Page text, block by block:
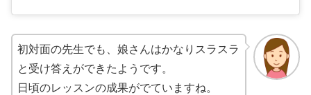
初対面の先生でも、娘さんはかなりスラスラ
と受け答えができたようです。
日頃のレッスンの成果がでていますね。